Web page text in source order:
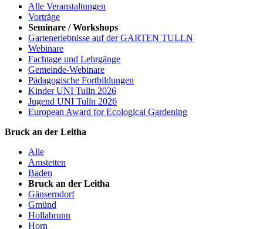
Alle Veranstaltungen
Vorträge
Seminare / Workshops
Gartenerlebnisse auf der GARTEN TULLN
Webinare
Fachtage und Lehrgänge
Gemeinde-Webinare
Pädagogische Fortbildungen
Kinder UNI Tulln 2026
Jugend UNI Tulln 2026
European Award for Ecological Gardening
Bruck an der Leitha
Alle
Amstetten
Baden
Bruck an der Leitha
Gänserndorf
Gmünd
Hollabrunn
Horn